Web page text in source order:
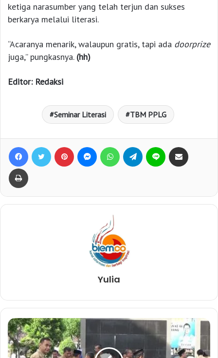
ketiga narasumber yang telah terjun dan sukses
berkarya melalui literasi.
“Acaranya menarik, walaupun gratis, tapi ada doorprize
juga,” pungkasnya. (hh)
Editor: Redaksi
Seminar Literasi TBM PPLG
Yulia